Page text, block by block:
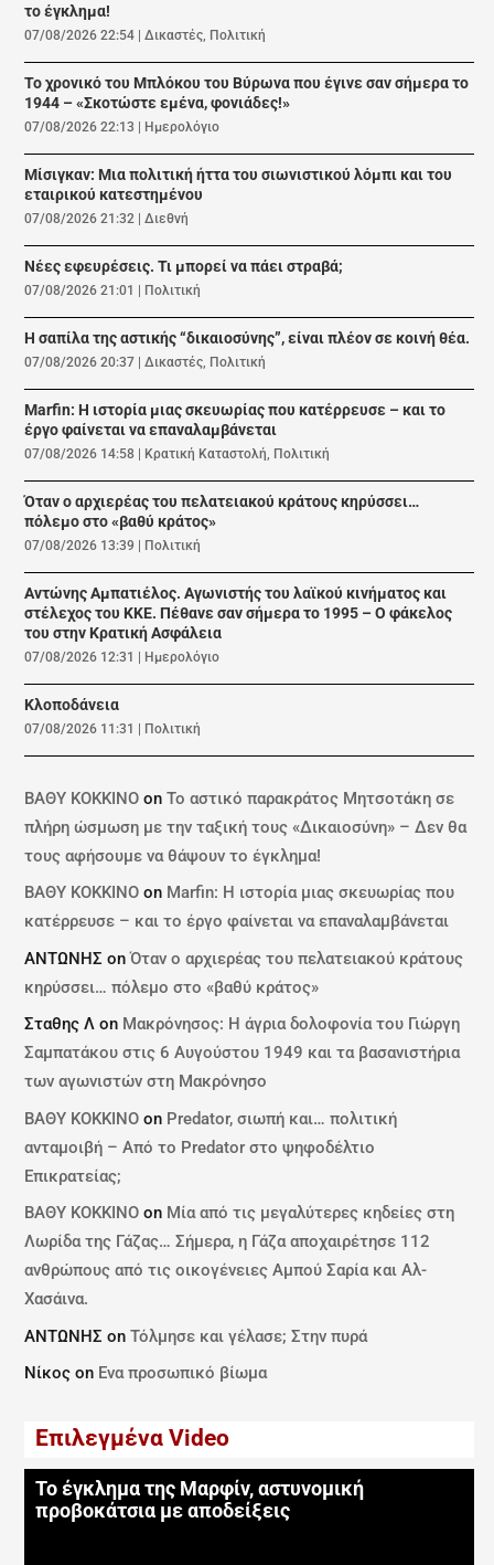
το έγκλημα!
07/08/2026 22:54 |Δικαστές Πολιτική
Το χρονικό του Μπλόκου του Βύρωνα που έγινε σαν σήμερα το
1944 – «Σκοτώστε εμένα, φονιάδες!»
07/08/2026 22:13 | Ημερολόγιο
Μίσιγκαν: Μια πολιτική ήττα του σιωνιστικού λόμπι και του
εταιρικού κατεστημένου
07/08/2026 21:32 |Διεθνή
Νέες εφευρέσεις. Τι μπορεί να πάει στραβά;
07/08/2026 21:01 | Πολιτική
Η σαπίλα της αστικής “δικαιοσύνης”, είναι πλέον σε κοινή θέα.
07/08/2026 20:37 |Δικαστές Πολιτική
Marfin: Η ιστορία μιας σκευωρίας που κατέρρευσε – και το
έργο φαίνεται να επαναλαμβάνεται
07/08/2026 14:58 | Κρατική Καταστολή Πολιτική
Όταν ο αρχιερέας του πελατειακού κράτους κηρύσσει…
πόλεμο στο «βαθύ κράτος»
07/08/2026 13:39 | Πολιτική
Αντώνης Αμπατιέλος. Αγωνιστής του λαϊκού κινήματος και
στέλεχος του ΚΚΕ. Πέθανε σαν σήμερα το 1995 – Ο φάκελος
του στην Κρατική Ασφάλεια
07/08/2026 12:31 | Ημερολόγιο
Κλοποδάνεια
07/08/2026 11:31 | Πολιτική
ΒΑΘΥ ΚΟΚΚΙΝΟ onΤο αστικό παρακράτος Μητσοτάκη σε
πλήρη ώσμωση με την ταξική τους «Δικαιοσύνη» – Δεν θα
τους αφήσουμε να θάψουν το έγκλημα!
ΒΑΘΥ ΚΟΚΚΙΝΟ on Marfin: Η ιστορία μιας σκευωρίας που
κατέρρευσε – και το έργο φαίνεται να επαναλαμβάνεται
ΑΝΤΩΝΗΣ onΌταν ο αρχιερέας του πελατειακού κράτους
κηρύσσει… πόλεμο στο «βαθύ κράτος»
Σταθης Λ on Μακρόνησος: Η άγρια δολοφονία του Γιώργη
Σαμπατάκου στις 6 Αυγούστου 1949 και τα βασανιστήρια
των αγωνιστών στη Μακρόνησο
ΒΑΘΥ ΚΟΚΚΙΝΟ on Predator, σιωπή και… πολιτική
ανταμοιβή – Από το Predator στο ψηφοδέλτιο
Επικρατείας;
ΒΑΘΥ ΚΟΚΚΙΝΟ on Μία από τις μεγαλύτερες κηδείες στη
Λωρίδα της Γάζας… Σήμερα, η Γάζα αποχαιρέτησε 112
ανθρώπους από τις οικογένειες Αμπού Σαρία και Αλ-
Χασάινα.
ΑΝΤΩΝΗΣ onΤόλμησε και γέλασε; Στην πυρά
Νίκος on Ενα προσωπικό βίωμα
Επιλεγμένα Video
Το έγκλημα της Μαρφίν, αστυνομική
προβοκάτσια με αποδείξεις